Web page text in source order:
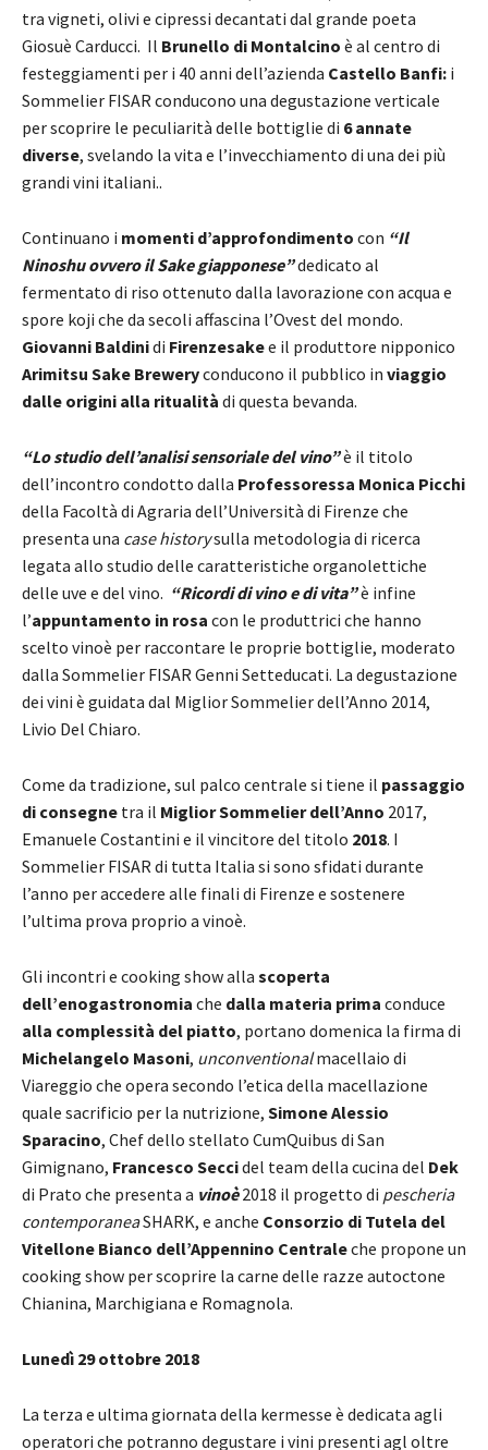
tra vigneti, olivi e cipressi decantati dal grande poeta
Giosuè Carducci. Il Brunello di Montalcino è al centro di
festeggiamenti per i 40 anni dell’azienda Castello Banfi: i
Sommelier FISAR conducono una degustazione verticale
per scoprire le peculiarità delle bottiglie di 6 annate
diverse, svelando la vita e l’invecchiamento di una dei più
grandi vini italiani..
Continuano i momenti d’approfondimento con “Il
Ninoshu ovvero il Sake giapponese”dedicato al
fermentato di riso ottenuto dalla lavorazione con acqua e
spore koji che da secoli affascina l’Ovest del mondo.
Giovanni Baldinidi Firenzesakee il produttore nipponico
Arimitsu Sake Breweryconducono il pubblico in viaggio
dalle origini alla ritualità di questa bevanda.
“Lo studio dell’analisi sensoriale del vino”è il titolo
dell’incontro condotto dalla Professoressa Monica Picchi
della Facoltà di Agraria dell’Università di Firenze che
presenta una case historysulla metodologia di ricerca
legata allo studio delle caratteristiche organolettiche
delle uve e del vino. “Ricordi di vino e di vita”è infine
l’appuntamento in rosa con le produttrici che hanno
scelto vinoè per raccontare le proprie bottiglie, moderato
dalla Sommelier FISAR Genni Setteducati. La degustazione
dei vini è guidata dal Miglior Sommelier dell’Anno 2014,
Livio Del Chiaro.
Come da tradizione, sul palco centrale si tiene il passaggio
di consegne tra il Miglior Sommelier dell’Anno 2017,
Emanuele Costantini e il vincitore del titolo 2018. I
Sommelier FISAR di tutta Italia si sono sfidati durante
l’anno per accedere alle finali di Firenze e sostenere
l’ultima prova proprio a vinoè.
Gli incontri e cooking show alla scoperta
dell’enogastronomia che dalla materia prima conduce
alla complessità del piatto, portano domenica la firma di
Michelangelo Masoni, unconventionalmacellaio di
Viareggio che opera secondo l’etica della macellazione
quale sacrificio per la nutrizione, SimoneAlessio
Sparacino, Chef dello stellato CumQuibus di San
Gimignano, Francesco Seccidel team della cucina del Dek
di Prato che presenta a vinoè2018 il progetto di pescheria
contemporaneaSHARK, e anche Consorzio di Tutela del
Vitellone Bianco dell’Appennino Centraleche propone un
cooking show per scoprire la carne delle razze autoctone
Chianina, Marchigiana e Romagnola.
Lunedì 29 ottobre 2018
La terza e ultima giornata della kermesse è dedicata agli
operatori che potranno degustare i vini presenti agl oltre